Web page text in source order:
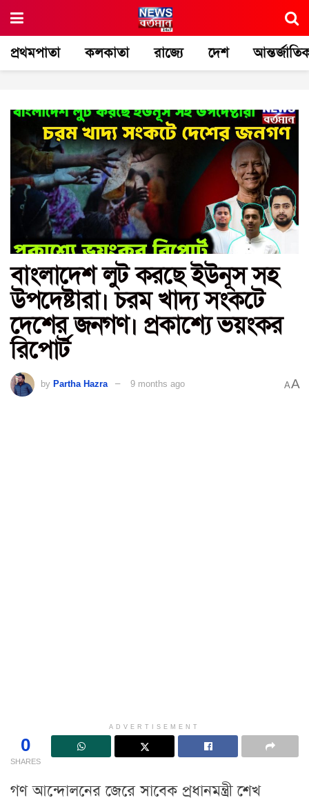
প্রথমপাতা কলকাতা রাজ্যে দেশ
বাংলাদেশ লুট করছে ইউনূস সহ
উপদেষ্টারা। চরম খাদ্য সংকটে
দেশের জনগণ। প্রকাশ্যে ভয়ংকর
রিপোর্ট
by Partha Hazra 9 months ago AA
ADVERTISEMENT
0
SHARES
গণ আন্দোলনের জেরে সাবেক প্রধানমন্ত্রী শেখ